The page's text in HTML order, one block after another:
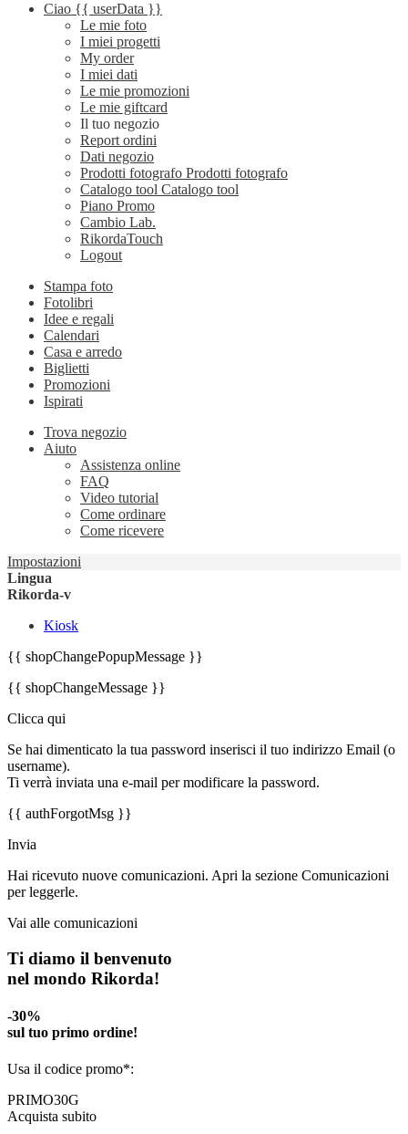
Ciao {{ userData }}
Le mie foto
I miei progetti
My order
I miei dati
Le mie promozioni
Le mie giftcard
Il tuo negozio
Report ordini
Dati negozio
Prodotti fotografo Prodotti fotografo
Catalogo tool Catalogo tool
Piano Promo
Cambio Lab.
RikordaTouch
Logout
Stampa foto
Fotolibri
Idee e regali
Calendari
Casa e arredo
Biglietti
Promozioni
Ispirati
Trova negozio
Aiuto
Assistenza online
FAQ
Video tutorial
Come ordinare
Come ricevere
Impostazioni
Lingua
Rikorda-v
Kiosk
{{ shopChangePopupMessage }}
{{ shopChangeMessage }}
Clicca qui
Se hai dimenticato la tua password inserisci il tuo indirizzo Email (o
username).
Ti verrà inviata una e-mail per modificare la password.
{{ authForgotMsg }}
Invia
Hai ricevuto nuove comunicazioni. Apri la sezione Comunicazioni
per leggerle.
Vai alle comunicazioni
Ti diamo il benvenuto
nel mondo Rikorda!
-30%
sul tuo primo ordine!
Usa il codice promo*:
PRIMO30G
Acquista subito